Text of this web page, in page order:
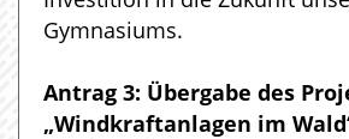
Gymnasiums.
Antrag 3: Übergabe des
„Windkraftanlagen im